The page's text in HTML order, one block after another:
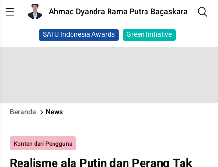
Ahmad Dyandra Rama Putra Bagaskara
SATU Indonesia Awards Green Initiative
Beranda News
Konten dari Pengguna
Realisme ala Putin dan Perang Tak